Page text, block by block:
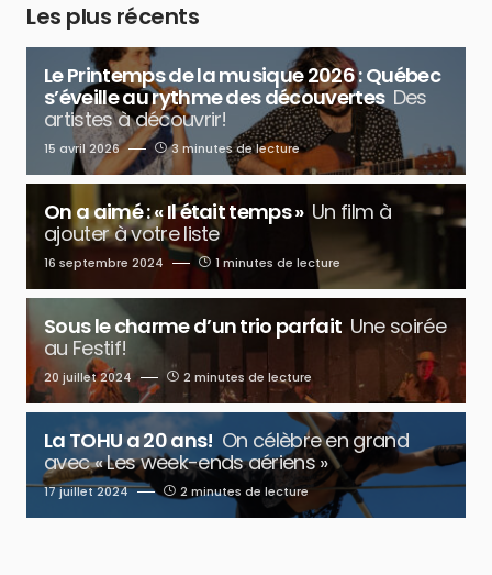
Les plus récents
Le Printemps de la musique 2026 : Québec
s’éveille au rythme des découvertes Des
artistes à découvrir!
15 avril 2026 3 minutes de lecture
On a aimé : « Il était temps » Un film à
ajouter à votre liste
16 septembre 2024 1 minutes de lecture
Sous le charme d’un trio parfait Une soirée
au Festif!
20 juillet 2024 2 minutes de lecture
La TOHU a 20 ans! On célèbre en grand
avec « Les week-ends aériens »
17 juillet 2024 2 minutes de lecture